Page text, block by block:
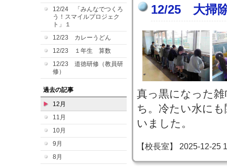
12/24 「みんなでつくろ
う！スマイルプロジェク
ト」１
12/23 カレーうどん
12/23 １年生 算数
12/23 道徳研修（教員研
修）
過去の記事
12月
11月
10月
9月
8月
12/25 大掃
真っ黒になった
ち。冷たい水に
いました。
【校長室】 2025-12-25